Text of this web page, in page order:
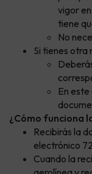
vigor
tiene
No
Si tienes otra
En
¿Cómo funciona
Recibirás la
electrónico
Cuando la